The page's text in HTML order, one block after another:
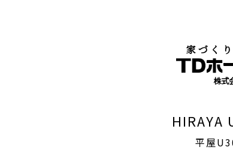
家づく
株式
平屋